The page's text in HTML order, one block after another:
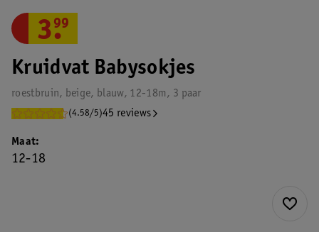
Kruidvat Babysokjes
roestbruin, beige, blauw, 12-18m, 3 paar
(4.58/5)45 reviews
3.
99
Maat
12-18